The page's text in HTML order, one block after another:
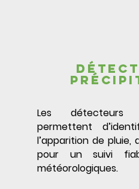
Les détecteurs
permettent
l’apparition de pluie,
pour un suivi
météorologiques.